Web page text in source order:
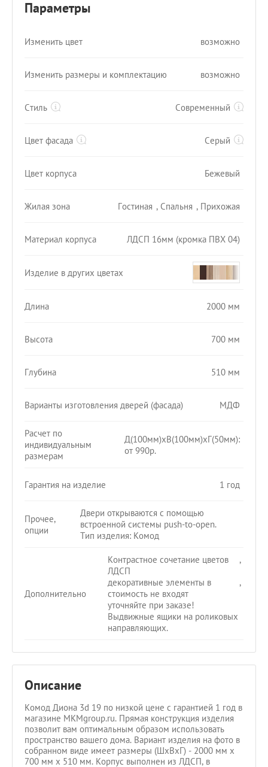
Параметры
Изменить цвет возможно
Изменить размеры и комплектацию возможно
Стиль Современный
Цвет фасада Серый
Цвет корпуса Бежевый
Жилая зона Гостиная , Спальня , Прихожая
Материал корпуса ЛДСП 16мм (кромка ПВХ 04)
Изделие в других цветах
Длина 2000 мм
Высота 700 мм
Глубина 510 мм
Варианты изготовления дверей (фасада) МДФ
Расчет по
индивидуальным
размерам
Д(100мм)хВ(100мм)хГ(50мм):
от 990р.
Гарантия на изделие 1 год
Прочее,
опции
Двери открываются с помощью
встроенной системы push-to-open.
Тип изделия: Комод
Дополнительно
Контрастное сочетание цветов
ЛДСП
,
декоративные элементы в
стоимость не входят
,
уточняйте при заказе!
Выдвижные ящики на роликовых
направляющих.
Описание
Комод Диона 3d 19 по низкой цене с гарантией 1 год в
магазине MKMgroup.ru. Прямая конструкция изделия
позволит вам оптимальным образом использовать
пространство вашего дома. Вариант изделия на фото в
собранном виде имеет размеры (ШхВхГ) - 2000 мм х
700 мм х 510 мм. Корпус выполнен из ЛДСП, в